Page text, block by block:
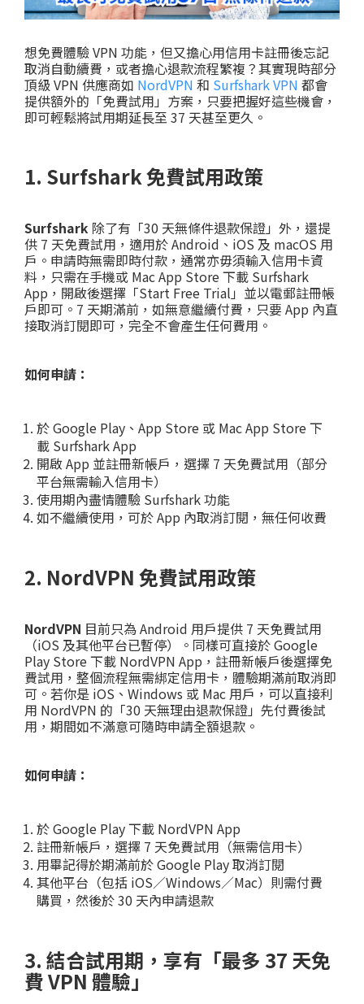
想免費體驗 VPN 功能，但又擔心用信用卡註冊後忘記
取消自動續費，或者擔心退款流程繁複？其實現時部分
頂級 VPN 供應商如 NordVPN 和 Surfshark VPN 都會
提供額外的「免費試用」方案，只要把握好這些機會，
即可輕鬆將試用期延長至 37 天甚至更久。
1. Surfshark 免費試用政策
Surfshark 除了有「30 天無條件退款保證」外，還提
供 7 天免費試用，適用於 Android、iOS 及 macOS 用
戶。申請時無需即時付款，通常亦毋須輸入信用卡資
料，只需在手機或 Mac App Store 下載 Surfshark
App，開啟後選擇「Start Free Trial」並以電郵註冊帳
戶即可。7 天期滿前，如無意繼續付費，只要 App 內直
接取消訂閱即可，完全不會產生任何費用。
如何申請：
於 Google Play、App Store 或 Mac App Store 下
載 Surfshark App
開啟 App 並註冊新帳戶，選擇 7 天免費試用（部分
平台無需輸入信用卡）
使用期內盡情體驗 Surfshark 功能
如不繼續使用，可於 App 內取消訂閱，無任何收費
2. NordVPN 免費試用政策
NordVPN 目前只為 Android 用戶提供 7 天免費試用
（iOS 及其他平台已暫停）。同樣可直接於 Google
Play Store 下載 NordVPN App，註冊新帳戶後選擇免
費試用，整個流程無需綁定信用卡，體驗期滿前取消即
可。若你是 iOS、Windows 或 Mac 用戶，可以直接利
用 NordVPN 的「30 天無理由退款保證」先付費後試
用，期間如不滿意可隨時申請全額退款。
如何申請：
於 Google Play 下載 NordVPN App
註冊新帳戶，選擇 7 天免費試用（無需信用卡）
用畢記得於期滿前於 Google Play 取消訂閱
其他平台（包括 iOS／Windows／Mac）則需付費
購買，然後於 30 天內申請退款
3. 結合試用期，享有「最多 37 天免
費 VPN 體驗」